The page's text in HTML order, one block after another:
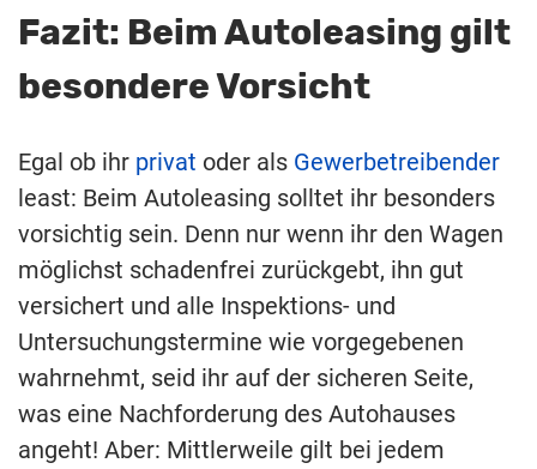
Fazit: Beim Autoleasing gilt
besondere Vorsicht
Egal ob ihr privat oder als Gewerbetreibender
least: Beim Autoleasing solltet ihr besonders
vorsichtig sein. Denn nur wenn ihr den Wagen
möglichst schadenfrei zurückgebt, ihn gut
versichert und alle Inspektions- und
Untersuchungstermine wie vorgegebenen
wahrnehmt, seid ihr auf der sicheren Seite,
was eine Nachforderung des Autohauses
angeht! Aber: Mittlerweile gilt bei jedem